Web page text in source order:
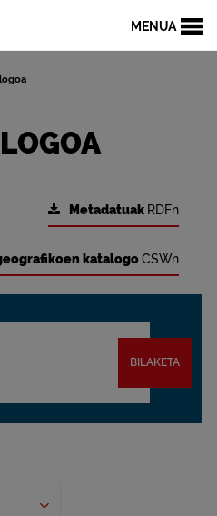
MENUA
Metadatuak RDFn
katalogoCSWn
BILAKETA